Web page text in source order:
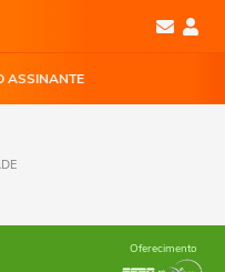
ASSINANTE
Oferecimento